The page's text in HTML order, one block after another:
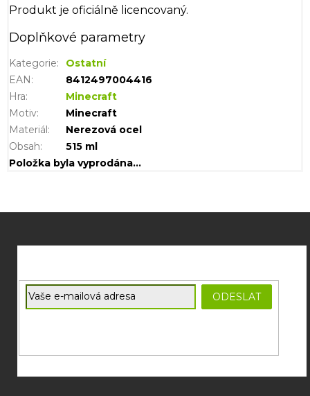
Produkt je oficiálně licencovaný.
Doplňkové parametry
Kategorie:
Ostatní
EAN:
8412497004416
Hra:
Minecraft
Motiv:
Minecraft
Materiál:
Nerezová ocel
Obsah:
515 ml
Položka byla vyprodána…
E-mail
ODESLAT